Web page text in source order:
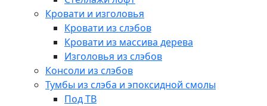
Кровати и изголовья
Кровати из слэбов
Кровати из массива дерева
Изголовья из слэбов
Консоли из слэбов
Тумбы из слэба и эпоксидной смолы
Под ТВ